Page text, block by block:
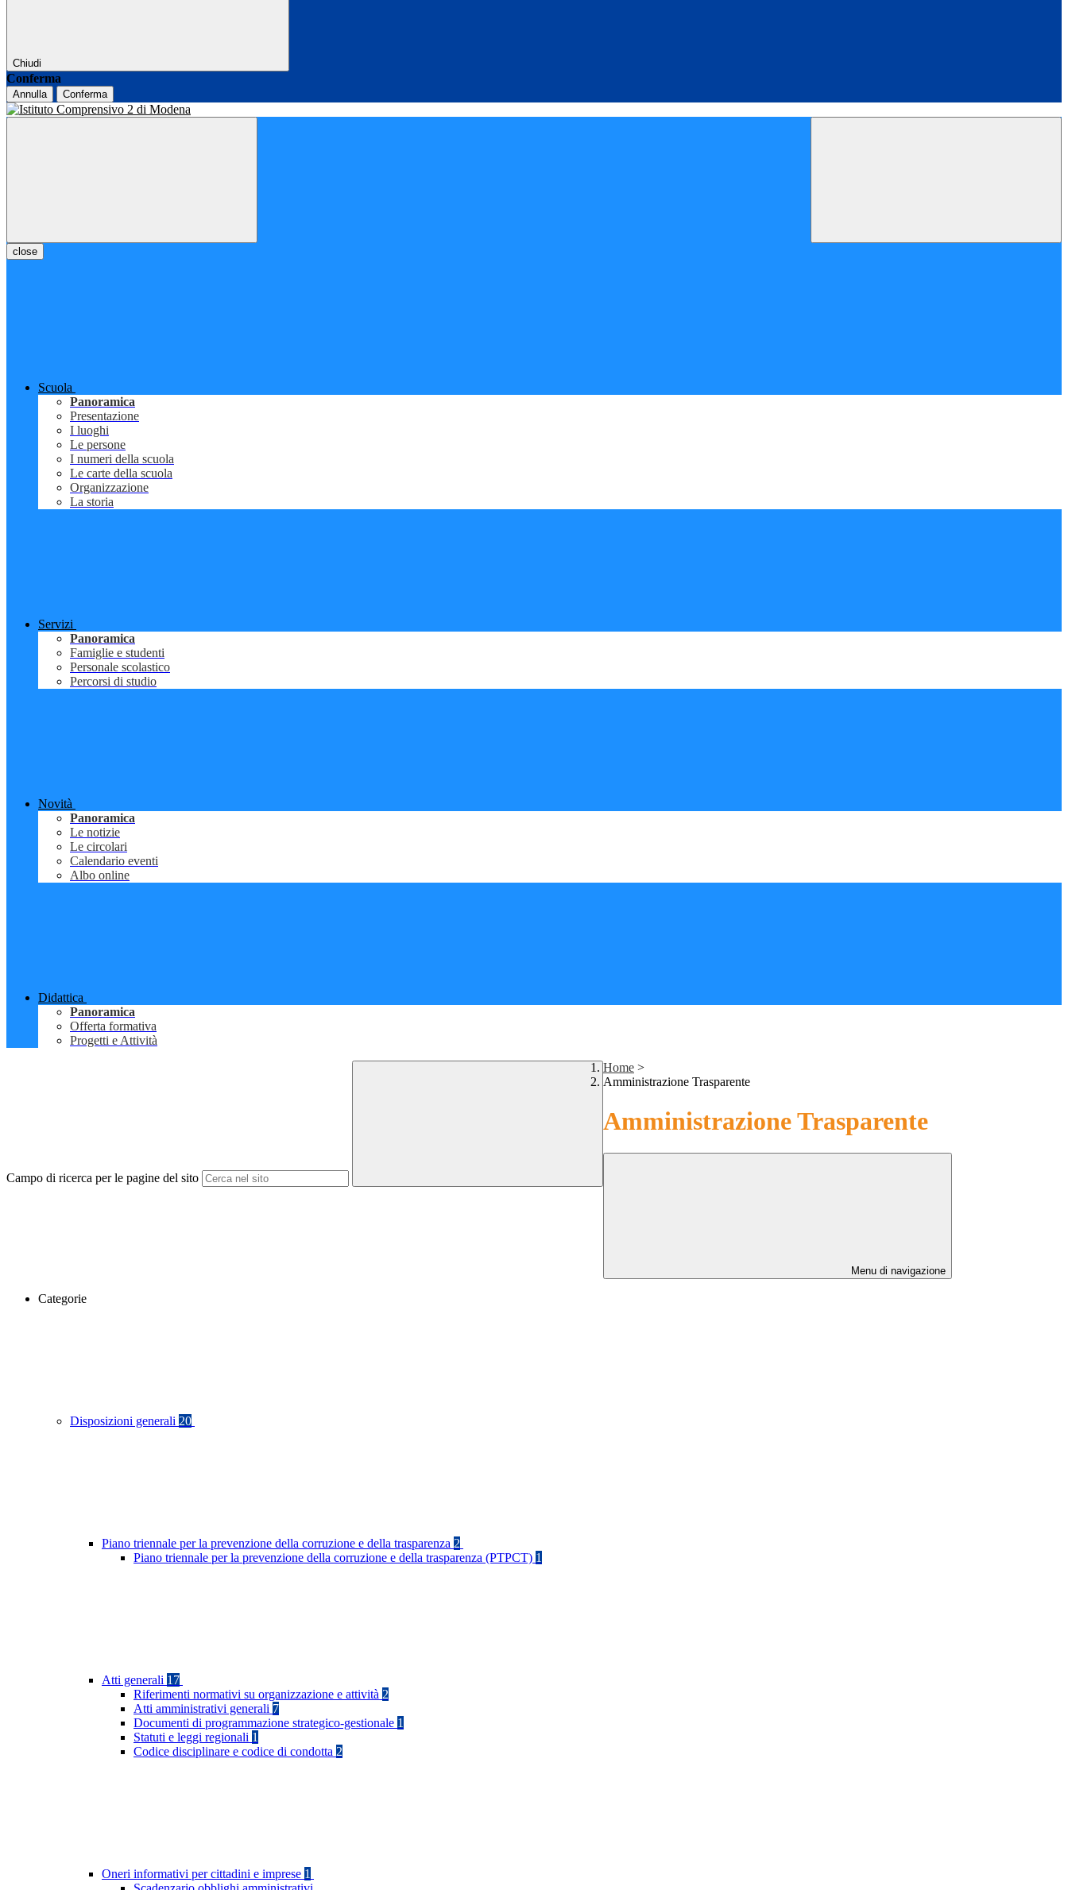
Chiudi
Conferma
Annulla Conferma
close
Scuola
Panoramica
Presentazione
I luoghi
Le persone
I numeri della scuola
Le carte della scuola
Organizzazione
La storia
Servizi
Panoramica
Famiglie e studenti
Personale scolastico
Percorsi di studio
Novità
Panoramica
Le notizie
Le circolari
Calendario eventi
Albo online
Didattica
Panoramica
Offerta formativa
Progetti e Attività
Campo di ricerca per le pagine del sito
Home >
Amministrazione Trasparente
Amministrazione Trasparente
Menu di navigazione
Categorie
Disposizioni generali 20
Piano triennale per la prevenzione della corruzione e della trasparenza 2
Piano triennale per la prevenzione della corruzione e della trasparenza (PTPCT) 1
Atti generali 17
Riferimenti normativi su organizzazione e attività 2
Atti amministrativi generali 7
Documenti di programmazione strategico-gestionale 1
Statuti e leggi regionali 1
Codice disciplinare e codice di condotta 2
Oneri informativi per cittadini e imprese 1